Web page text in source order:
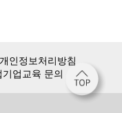
개인정보처리방침
기업교육 문의